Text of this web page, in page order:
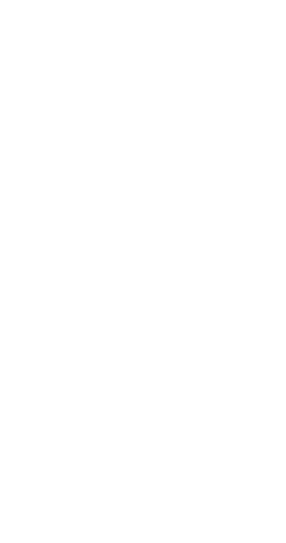
Niederlassung in Kiew
Göllner Partner der ONLINE
& Bishkek
das Lager erweitert. Zudem
& Bishkek
das Lager erweitert. Zudem